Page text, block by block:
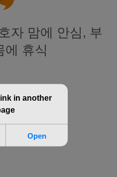
자 맘에 안심, 부
에 휴식